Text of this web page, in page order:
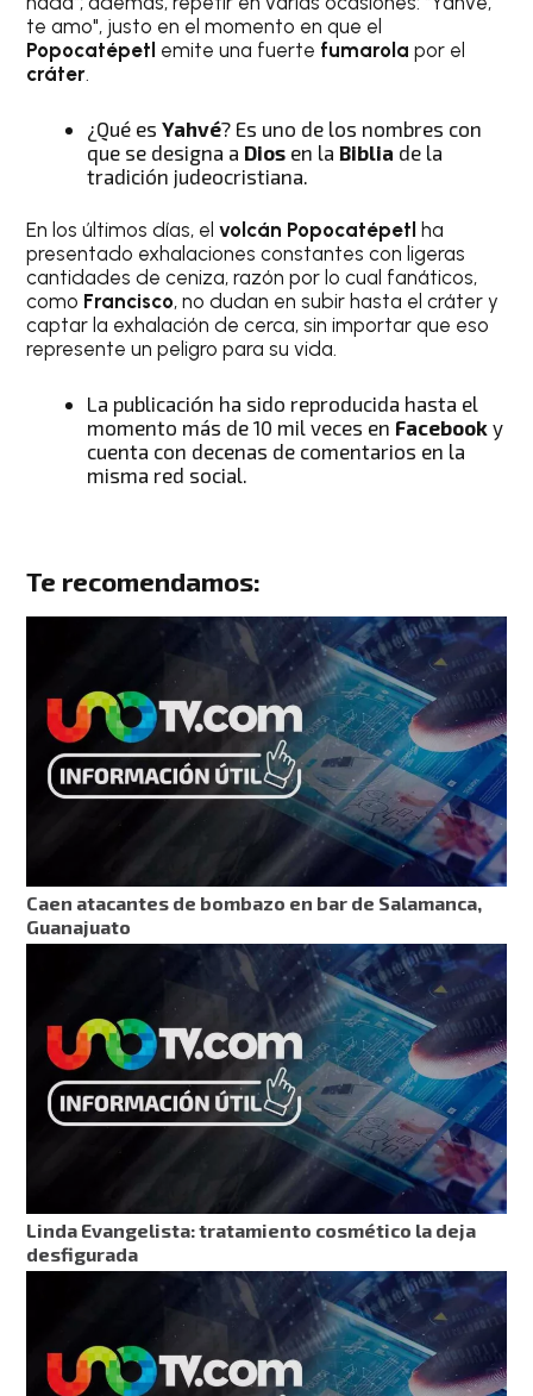
te amo", justo en el momento en que el
Popocatépetl emite una fuerte fumarola por el
cráter.
¿Qué esYahvé? Es uno de los nombres con
que se designa a Dios en laBiblia de la
tradición judeocristiana.
En los últimos días, el volcán Popocatépetl ha
presentado exhalaciones constantes con ligeras
cantidades de ceniza, razón por lo cual fanáticos,
como Francisco, no dudan en subir hasta el cráter y
captar la exhalación de cerca, sin importar que eso
represente un peligro para su vida.
La publicación ha sido reproducida hasta el
momento más de 10 mil veces en Facebooky
cuenta con decenas de comentarios en la
misma red social.
Te recomendamos:
Caen atacantes de bombazo en bar de Salamanca,
Guanajuato
Linda Evangelista: tratamiento cosmético la deja
desfigurada